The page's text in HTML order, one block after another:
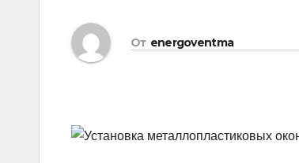
От energoventma